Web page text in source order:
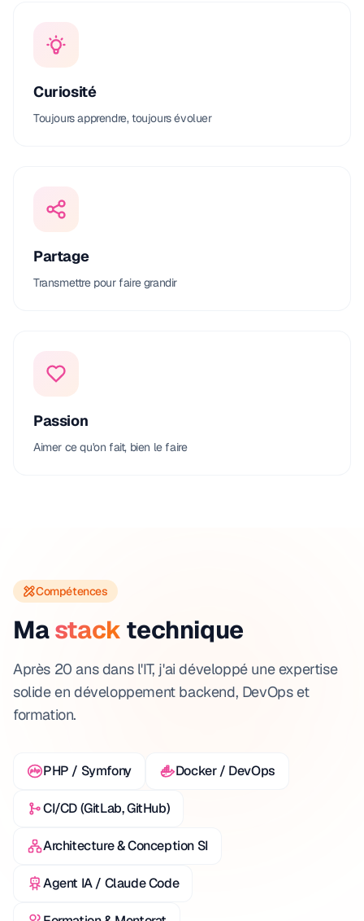
Curiosité
Toujours apprendre, toujours évoluer
Partage
Transmettre pour faire grandir
Passion
Aimer ce qu'on fait, bien le faire
Compétences
Mastack technique
Après 20 ans dans l'IT, j'ai développé une expertise
solide en développement backend, DevOps et
formation.
PHP / Symfony Docker / DevOps
CI/CD (GitLab, GitHub)
Architecture & Conception SI
Agent IA / Claude Code